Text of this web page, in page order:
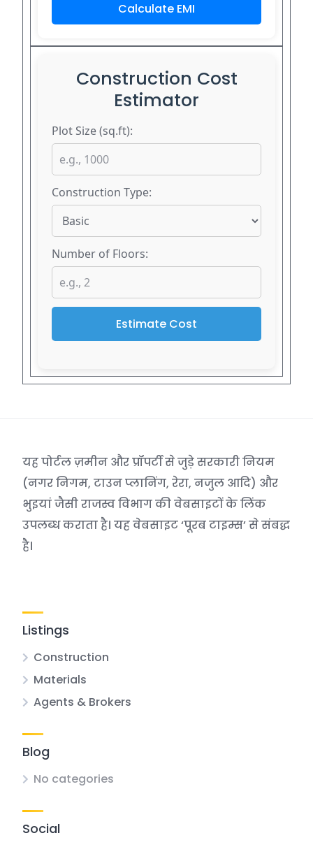
Calculate EMI
Construction Cost
Estimator
Plot Size (sq.ft):
Construction Type:
Number of Floors:
Estimate Cost
यह पोर्टल ज़मीन और प्रॉपर्टी से जुड़े सरकारी नियम
(नगर निगम, टाउन प्लानिंग, रेरा, नजुल आदि) और
भुइयां जैसी राजस्व विभाग की वेबसाइटों के लिंक
उपलब्ध कराता है। यह वेबसाइट ‘पूरब टाइम्स’ से संबद्ध
है।
Listings
Construction
Materials
Agents & Brokers
Blog
No categories
Social